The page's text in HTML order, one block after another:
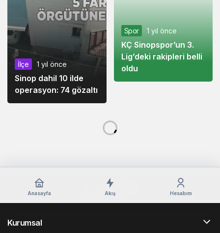
İlçe 1 yıl önce
Sinop dahil 10 ilde
operasyon: 74 gözaltı
Spor 1 yıl önce
KÇ Sinopspor’un 3.
1 yıl önce